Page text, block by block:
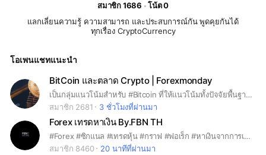
สมาชิก 1686
โน้ต 0
แลกเลี่ยนความรู้ ความสามารถ และประสบการณ์กัน พูดคุยกันได้
ทุกเรื่อง CryptoCurrency
โอเพนแชทแนะนำ
BitCoin และตลาด Crypto | Forexmonday
เป็นกลุ่มแนวโน้มสำหรับ #Bitcoin ที่ให้แนวโน้มทั้งปัจจัยพื้นฐานและทางเทคนิคในระยะสั้นและระยะกลางรวมทั้งระยะยาว #Forex #Forexmonday #BTC
สมาชิก 2681
3 ชั่วโมงที่ผ่านมา
Forex เทรดหาเงิน By.FBN TH
#Forex #ซิกแนล #เทรดหุ้น #กราฟ #ฟอเร็ก #หาเงินจากการเทรด #ลงทุน
สมาชิก 8460
20 นาทีที่ผ่านมา